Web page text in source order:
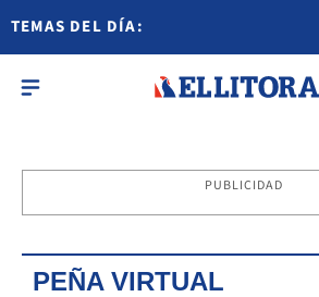
TEMAS DEL DÍA:
PUBLICIDAD
PEÑA VIRTUAL